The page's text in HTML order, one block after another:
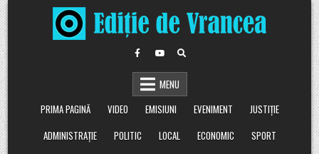
Skip
to
content
MENU
PRIMA PAGINĂ
VIDEO EMISIUNI EVENIMENT
JUSTIȚIE
ADMINISTRAȚIE
POLITIC LOCAL ECONOMIC
SPORT